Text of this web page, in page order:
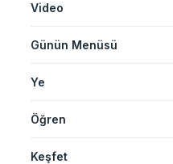
Video
Günün Menüsü
Ye
Öğren
Keşfet